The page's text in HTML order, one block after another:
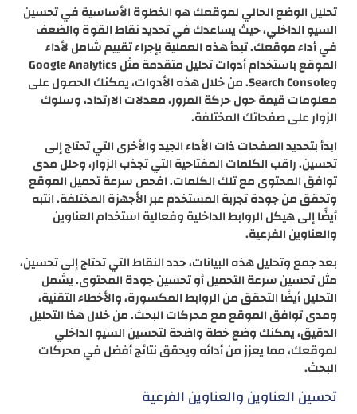
تحليل الوضع الحالي لموقعك هو الخطوة الأساسية في تحسين
السيو الداخلي، حيث يساعدك في تحديد نقاط القوة والضعف
في أداء موقعك. تبدأ هذه العملية بإجراء تقييم شامل لأداء
الموقع باستخدام أدوات تحليل متقدمة مثل Google Analytics
وSearch Console. من خلال هذه الأدوات، يمكنك الحصول على
معلومات قيمة حول حركة المرور، معدلات الارتداد، وسلوك
الزوار على صفحاتك المختلفة.
ابدأ بتحديد الصفحات ذات الأداء الجيد والأخرى التي تحتاج إلى
تحسين. راقب الكلمات المفتاحية التي تجذب الزوار، وحلل مدى
توافق المحتوى مع تلك الكلمات. افحص سرعة تحميل الموقع
وتحقق من جودة تجربة المستخدم عبر الأجهزة المختلفة. انتبه
أيضًا إلى هيكل الروابط الداخلية وفعالية استخدام العناوين
والعناوين الفرعية.
بعد جمع وتحليل هذه البيانات، حدد النقاط التي تحتاج إلى تحسين،
مثل تحسين سرعة التحميل أو تحسين جودة المحتوى. يشمل
التحليل أيضًا التحقق من الروابط المكسورة، والأخطاء التقنية،
ومدى توافق الموقع مع محركات البحث. من خلال هذا التحليل
الدقيق، يمكنك وضع خطة واضحة لتحسين السيو الداخلي
لموقعك، مما يعزز من أدائه ويحقق نتائج أفضل في محركات
البحث.
تحسين العناوين والعناوين الفرعية